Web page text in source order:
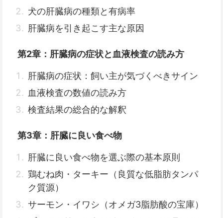
犬の肝臓病の種類と有病率
肝臓病を引き起こす主な原因
第2章：肝臓病の症状と血液検査の読み方
肝臓病の症状：飼い主が気づくべきサイン
血液検査の数値の読み方
検査結果の総合的な解釈
第3章：肝臓に良い食べ物
肝臓に良い食べ物を選ぶ際の基本原則
鶏むね肉・ターキー（良質な低脂肪タンパ
ク質源）
サーモン・イワシ（オメガ3脂肪酸の宝庫）